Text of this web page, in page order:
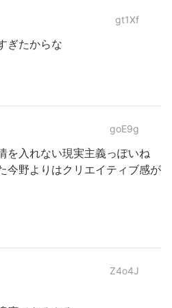
gt1Xf
ぎたからな
goE9g
を入れない現実主義っぽいね
今野よりはクリエイティブ感が
Z4o4J